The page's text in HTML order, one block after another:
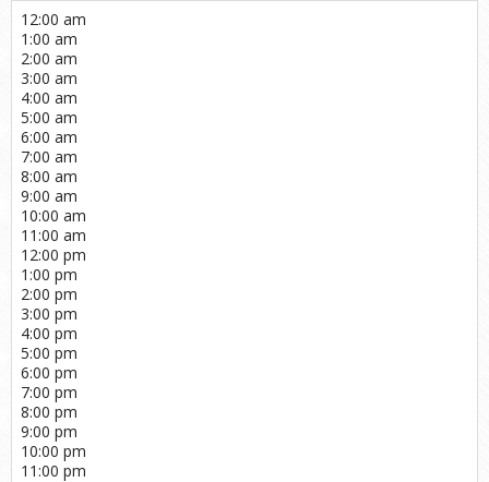
12:00 am
1:00 am
2:00 am
3:00 am
4:00 am
5:00 am
6:00 am
7:00 am
8:00 am
9:00 am
10:00 am
11:00 am
12:00 pm
1:00 pm
2:00 pm
3:00 pm
4:00 pm
5:00 pm
6:00 pm
7:00 pm
8:00 pm
9:00 pm
10:00 pm
11:00 pm